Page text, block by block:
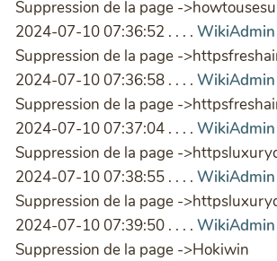
Suppression de la page -
2024-07-10 07:36:52 . . . . WikiAdmin
Suppression de la page -
2024-07-10 07:36:58 . . . . WikiAdmin
Suppression de la page -
2024-07-10 07:37:04 . . . . WikiAdmin
Suppression de la page -
2024-07-10 07:38:55 . . . . WikiAdmin
Suppression de la page -
2024-07-10 07:39:50 . . . . WikiAdmin
Suppression de la page ->Hokiwin